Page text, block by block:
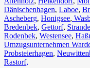
Dänischenhagen, Laboe,
Ascheberg, Honigsee,
Bredenbek, Gettorf, Strande
Rodenbek, Westensee,
Umzugsunternehmen
Probsteierhagen,
Rastorf,